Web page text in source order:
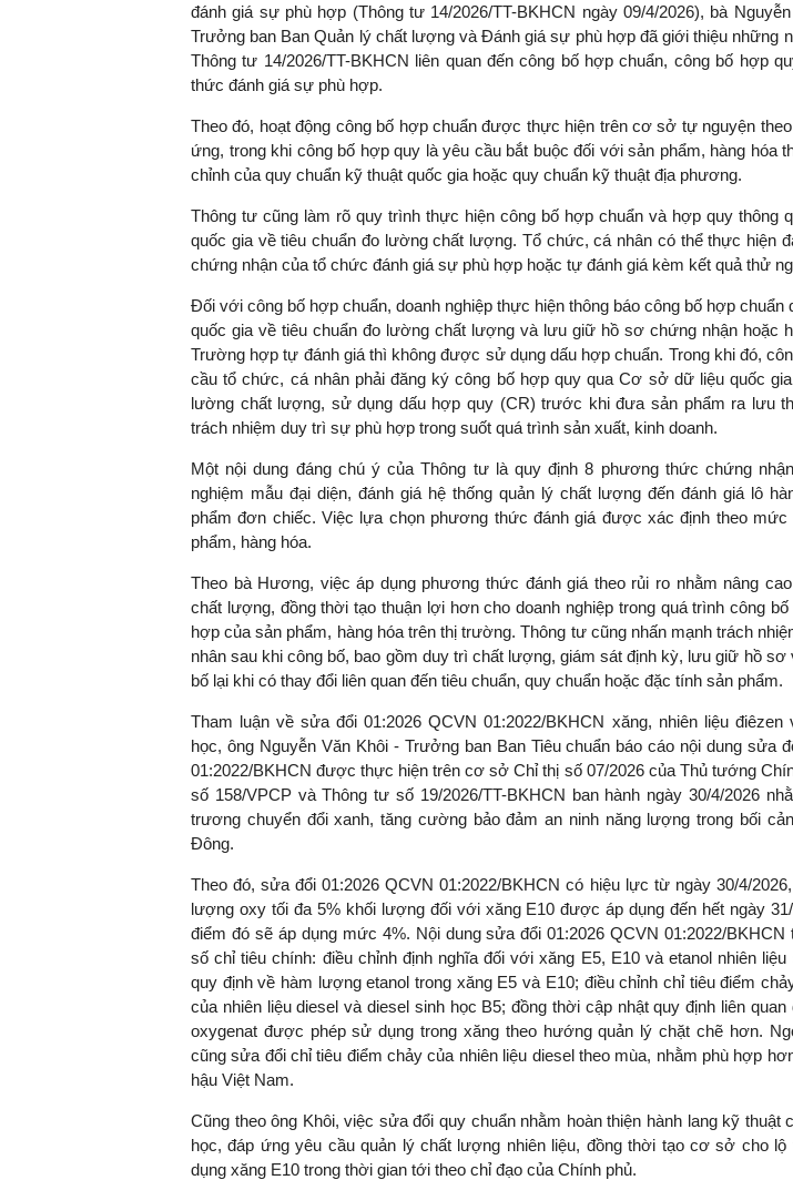
đánh giá sự phù hợp (Thông tư 14/2026/TT-BKHCN ngày 09/4/2026), bà
Trưởng ban Ban Quản lý chất lượng và Đánh giá sự phù hợp đã giới thiệu những
Thông tư 14/2026/TT-BKHCN liên quan đến công bố hợp chuẩn, công bố hợp
thức đánh giá sự phù hợp.
Theo đó, hoạt động công bố hợp chuẩn được thực hiện trên cơ sở tự nguyện
ứng, trong khi công bố hợp quy là yêu cầu bắt buộc đối với sản phẩm, hàng hóa
chỉnh của quy chuẩn kỹ thuật quốc gia hoặc quy chuẩn kỹ thuật địa phương.
Thông tư cũng làm rõ quy trình thực hiện công bố hợp chuẩn và hợp quy thông
quốc gia về tiêu chuẩn đo lường chất lượng. Tổ chức, cá nhân có thể thực hiện
chứng nhận của tổ chức đánh giá sự phù hợp hoặc tự đánh giá kèm kết quả thử
Đối với công bố hợp chuẩn, doanh nghiệp thực hiện thông báo công bố hợp
quốc gia về tiêu chuẩn đo lường chất lượng và lưu giữ hồ sơ chứng nhận hoặc
Trường hợp tự đánh giá thì không được sử dụng dấu hợp chuẩn. Trong khi đó,
cầu tổ chức, cá nhân phải đăng ký công bố hợp quy qua Cơ sở dữ liệu quốc
lường chất lượng, sử dụng dấu hợp quy (CR) trước khi đưa sản phẩm ra lưu
trách nhiệm duy trì sự phù hợp trong suốt quá trình sản xuất, kinh doanh.
Một nội dung đáng chú ý của Thông tư là quy định 8 phương thức chứng
nghiệm mẫu đại diện, đánh giá hệ thống quản lý chất lượng đến đánh giá lô
phẩm đơn chiếc. Việc lựa chọn phương thức đánh giá được xác định theo mức
phẩm, hàng hóa.
Theo bà Hương, việc áp dụng phương thức đánh giá theo rủi ro nhằm nâng
chất lượng, đồng thời tạo thuận lợi hơn cho doanh nghiệp trong quá trình công
hợp của sản phẩm, hàng hóa trên thị trường. Thông tư cũng nhấn mạnh trách
nhân sau khi công bố, bao gồm duy trì chất lượng, giám sát định kỳ, lưu giữ hồ sơ
bố lại khi có thay đổi liên quan đến tiêu chuẩn, quy chuẩn hoặc đặc tính sản phẩm.
Tham luận về sửa đổi 01:2026 QCVN 01:2022/BKHCN xăng, nhiên liệu điêzen
học, ông Nguyễn Văn Khôi - Trưởng ban Ban Tiêu chuẩn báo cáo nội dung sửa
01:2022/BKHCN được thực hiện trên cơ sở Chỉ thị số 07/2026 của Thủ tướng
số 158/VPCP và Thông tư số 19/2026/TT-BKHCN ban hành ngày 30/4/2026
trương chuyển đổi xanh, tăng cường bảo đảm an ninh năng lượng trong bối
Đông.
Theo đó, sửa đổi 01:2026 QCVN 01:2022/BKHCN có hiệu lực từ ngày 30/4/
lượng oxy tối đa 5% khối lượng đối với xăng E10 được áp dụng đến hết ngày
điểm đó sẽ áp dụng mức 4%. Nội dung sửa đổi 01:2026 QCVN 01:2022/BKHCN
số chỉ tiêu chính: điều chỉnh định nghĩa đối với xăng E5, E10 và etanol nhiên
quy định về hàm lượng etanol trong xăng E5 và E10; điều chỉnh chỉ tiêu điểm
của nhiên liệu diesel và diesel sinh học B5; đồng thời cập nhật quy định liên
oxygenat được phép sử dụng trong xăng theo hướng quản lý chặt chẽ hơn.
cũng sửa đổi chỉ tiêu điểm chảy của nhiên liệu diesel theo mùa, nhằm phù hợp
hậu Việt Nam.
Cũng theo ông Khôi, việc sửa đổi quy chuẩn nhằm hoàn thiện hành lang kỹ thuật
học, đáp ứng yêu cầu quản lý chất lượng nhiên liệu, đồng thời tạo cơ sở cho
dụng xăng E10 trong thời gian tới theo chỉ đạo của Chính phủ.